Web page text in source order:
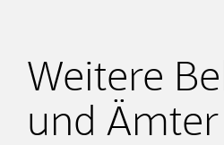
Weitere
und Ämter